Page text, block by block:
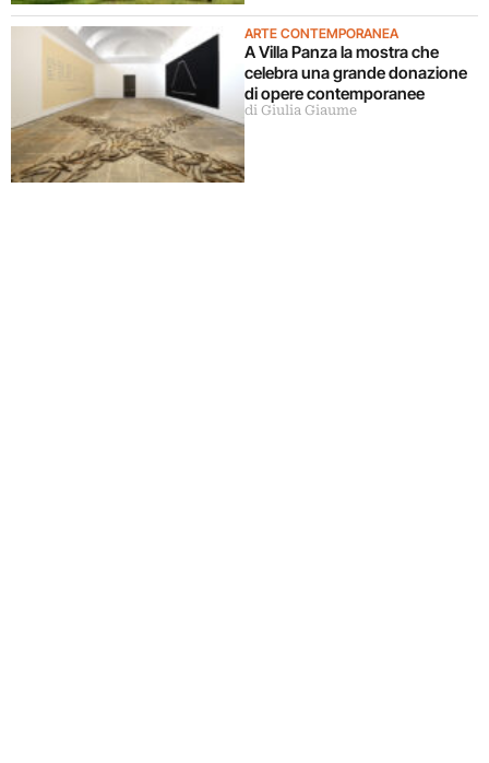
ARTE CONTEMPORANEA
A Villa Panza la mostra che
celebra una grande donazione
di opere contemporanee
di Giulia Giaume